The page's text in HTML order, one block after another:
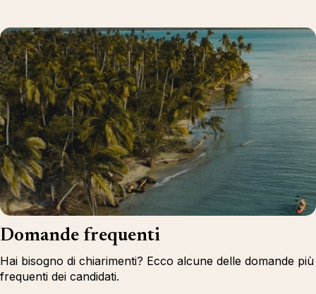
Domande frequenti
Hai bisogno di chiarimenti? Ecco alcune delle domande più
frequenti dei candidati.